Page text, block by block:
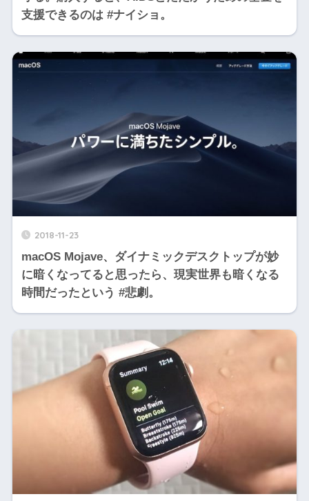
支援できるのは #ナイショ。
2018-11-23
macOS Mojave、ダイナミックデスクトップが妙
に暗くなってると思ったら、現実世界も暗くなる
時間だったという #悲劇。